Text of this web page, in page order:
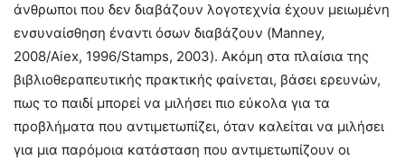
άνθρωποι που δεν διαβάζουν λογοτεχνία έχουν μειωμένη
ενσυναίσθηση έναντι όσων διαβάζουν (Manney,
2008/Aiex, 1996/Stamps, 2003). Ακόμη στα πλαίσια της
βιβλιοθεραπευτικής πρακτικής φαίνεται, βάσει ερευνών,
πως το παιδί μπορεί να μιλήσει πιο εύκολα για τα
προβλήματα που αντιμετωπίζει, όταν καλείται να μιλήσει
για μια παρόμοια κατάσταση που αντιμετωπίζουν οι